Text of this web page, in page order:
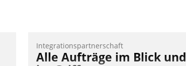
Integrationspartnerschaft
Alle Aufträge im Blick und